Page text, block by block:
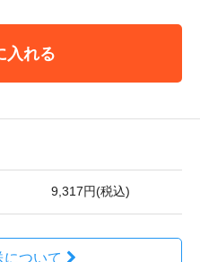
入れる
9,317円(税込)
ついて